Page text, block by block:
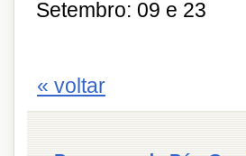
Setembro: 09 e 23
« voltar